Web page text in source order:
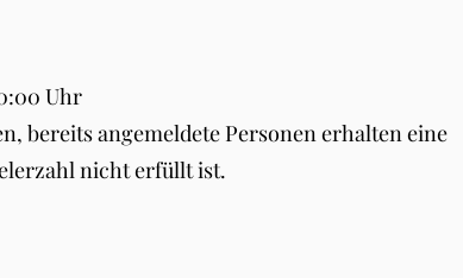
Uhr
bereits angemeldete Personen erhalten eine
nicht erfüllt ist.